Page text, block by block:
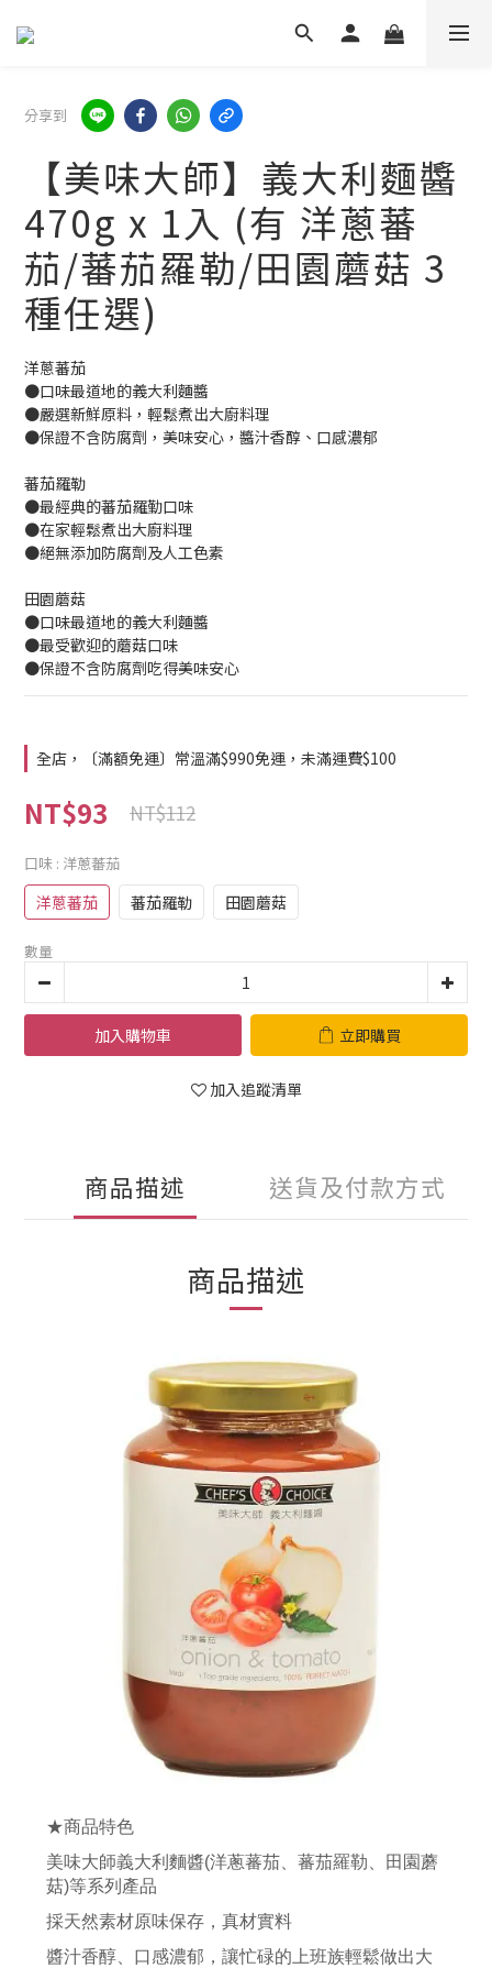
分享到
【美味大師】義大利麵醬
470g x 1入 (有 洋蔥蕃
茄/蕃茄羅勒/田園蘑菇 3
種任選)
洋蔥蕃茄
●口味最道地的義大利麵醬
●嚴選新鮮原料，輕鬆煮出大廚料理
●保證不含防腐劑，美味安心，醬汁香醇、口感濃郁
蕃茄羅勒
●最經典的蕃茄羅勤口味
●在家輕鬆煮出大廚料理
●絕無添加防腐劑及人工色素
田園蘑菇
●口味最道地的義大利麵醬
●最受歡迎的蘑菇口味
●保證不含防腐劑吃得美味安心
全店，〔滿額免運〕常溫滿$990免運，未滿運費$100
NT$93 NT$112
口味 : 洋蔥蕃茄
洋蔥蕃茄 蕃茄羅勒 田園蘑菇
數量
加入購物車 立即購買
加入追蹤清單
商品描述 送貨及付款方式
商品描述
★商品特色
美味大師義大利麵醬(洋蔥蕃茄、蕃茄羅勒、田園蘑
菇)等系列產品
採天然素材原味保存，真材實料
醬汁香醇、口感濃郁，讓忙碌的上班族輕鬆做出大